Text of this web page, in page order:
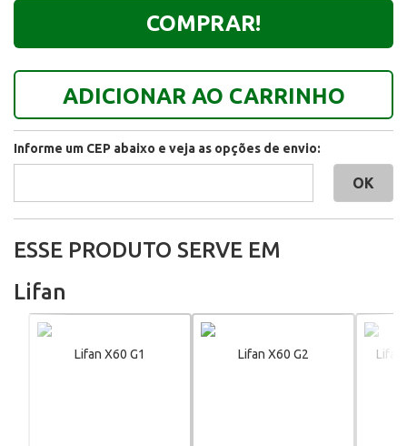
ADICIONAR AO CARRINHO
COMPRAR!
Informe um CEP abaixo e veja as opções de envio:
ESSE PRODUTO SERVE EM
Lifan
Lifan X60 G1 Lifan X60 G2 Lifan